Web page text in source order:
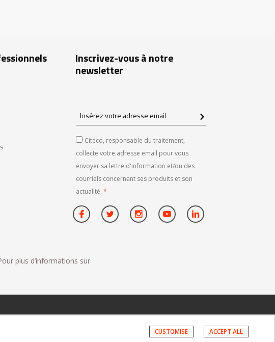
Inscrivez-vous à notre
newsletter
Insérez
votre
adresse
email
Citéco, responsable du traitement,
collecte votre adresse email pour vous
envoyer sa lettre d'information et/ou des
courriels concernant ses produits et son
actualité. *
plus d’informations sur
ACCEPT ALL
CUSTOMISE